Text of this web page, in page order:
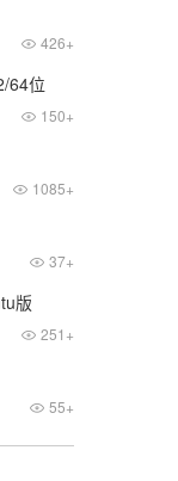
426+
64位
150+
1085+
37+
版
251+
55+